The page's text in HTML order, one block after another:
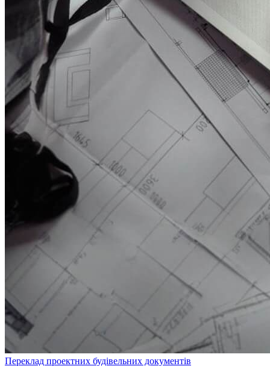
Переклад проектних будівельних документів